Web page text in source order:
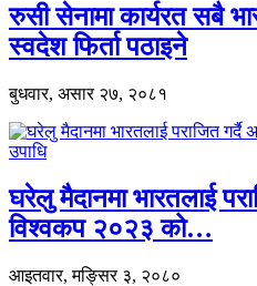
रुसी सेनामा कार्यरत सबै
स्वदेश फिर्ता पठाइने
बुधवार, असार २७, २०८१
घरेलु मैदानमा भारतलाई
विश्वकप २०२३ को…
आइतवार, मङ्सिर ३, २०८०